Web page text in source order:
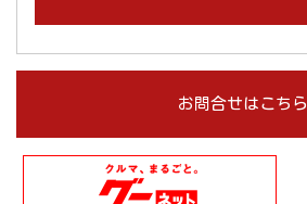
お問合せはこちら